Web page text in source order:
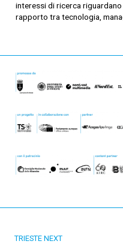
interessi di ricerca
rapporto tra tecnologia,
TRIESTE NEXT